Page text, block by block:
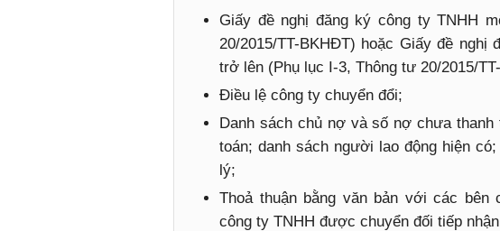
Giấy đề nghị đăng ký công ty TNHH
20/2015/TT-BKHĐT) hoặc Giấy đề nghị
trở lên (Phụ lục I-3, Thông tư 20/2015/
Điều lệ công ty chuyển đổi;
Danh sách chủ nợ và số nợ chưa
toán; danh sách người lao động hiện
lý;
Thoả thuận bằng văn bản với các
công ty TNHH được chuyển đối tiếp